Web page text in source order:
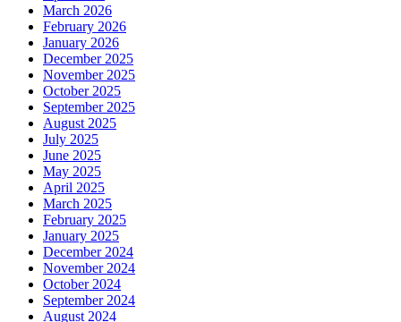
March 2026
February 2026
January 2026
December 2025
November 2025
October 2025
September 2025
August 2025
July 2025
June 2025
May 2025
April 2025
March 2025
February 2025
January 2025
December 2024
November 2024
October 2024
September 2024
August 2024